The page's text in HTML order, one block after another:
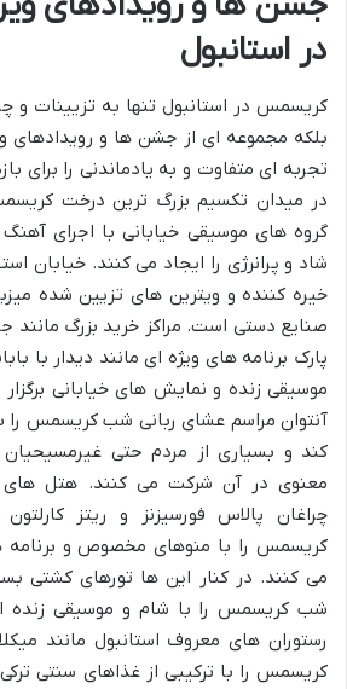
در استانبول
کریسمس در استانبول تنها به تزیینات و
بلکه مجموعه ای از جشن ها و رویدادهای
تجربه ای متفاوت و به یادماندنی را برای
در میدان تکسیم بزرگ ترین درخت
گروه های موسیقی خیابانی با اجرای
شاد و پرانرژی را ایجاد می کنند. خیابان
خیره کننده و ویترین های تزیین شده
صنایع دستی است. مراکز خرید بزرگ مانند
پارک برنامه های ویژه ای مانند دیدار با
موسیقی زنده و نمایش های خیابانی
آنتوان مراسم عشای ربانی شب کریسمس را
کند و بسیاری از مردم حتی
معنوی در آن شرکت می کنند. هتل های
چراغان پالاس فورسیزنز و ریتز
کریسمس را با منوهای مخصوص و برنامه
می کنند. در کنار این ها تورهای کشتی
شب کریسمس را با شام و موسیقی زنده
رستوران های معروف استانبول مانند
کریسمس را با ترکیبی از غذاهای سنتی